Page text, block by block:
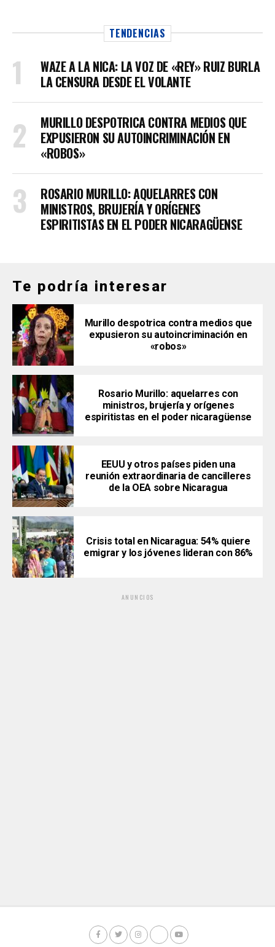
TENDENCIAS
WAZE A LA NICA: LA VOZ DE «REY» RUIZ BURLA
LA CENSURA DESDE EL VOLANTE
MURILLO DESPOTRICA CONTRA MEDIOS QUE
EXPUSIERON SU AUTOINCRIMINACIÓN EN
«ROBOS»
ROSARIO MURILLO: AQUELARRES CON
MINISTROS, BRUJERÍA Y ORÍGENES
ESPIRITISTAS EN EL PODER NICARAGÜENSE
Te podría interesar
Murillo despotrica contra medios que
expusieron su autoincriminación en
«robos»
Rosario Murillo: aquelarres con
ministros, brujería y orígenes
espiritistas en el poder nicaragüense
EEUU y otros países piden una
reunión extraordinaria de cancilleres
de la OEA sobre Nicaragua
Crisis total en Nicaragua: 54% quiere
emigrar y los jóvenes lideran con 86%
ANUNCIOS